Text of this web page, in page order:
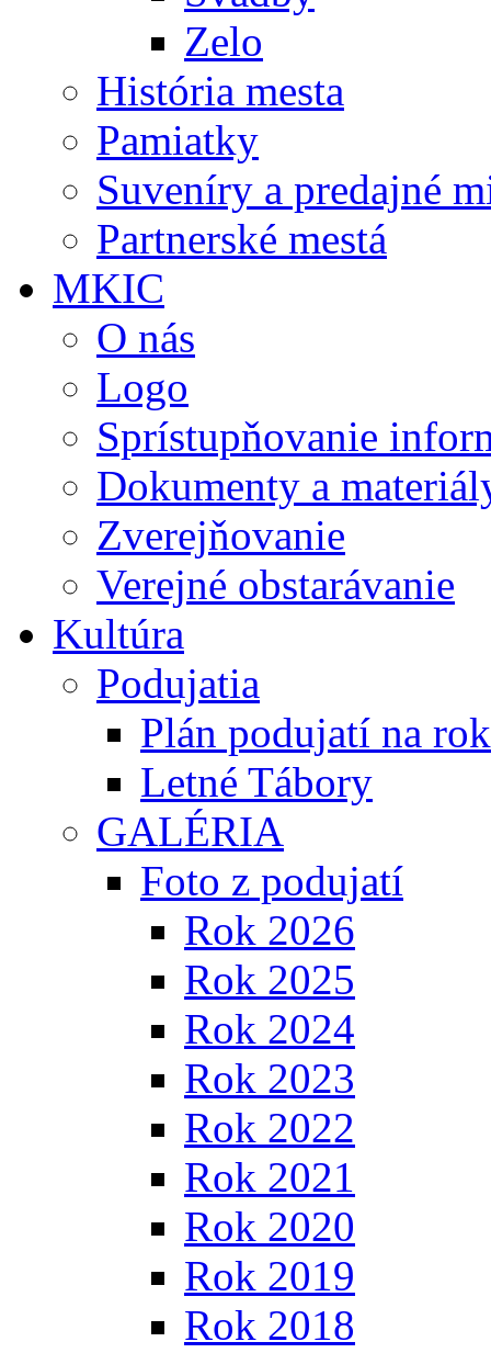
Zelo
História mesta
Pamiatky
Suveníry a predajné
Partnerské mestá
MKIC
O nás
Logo
Sprístupňovanie
Dokumenty a
Zverejňovanie
Verejné obstarávanie
Kultúra
Podujatia
Plán podujatí na
Letné Tábory
GALÉRIA
Foto z podujatí
Rok 2026
Rok 2025
Rok 2024
Rok 2023
Rok 2022
Rok 2021
Rok 2020
Rok 2019
Rok 2018